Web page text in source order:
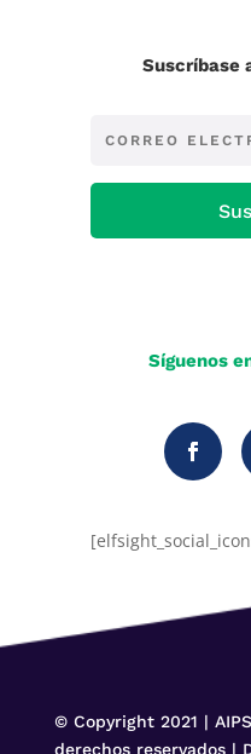
Suscríbase
Síguenos
© Copyright 2021 |
derechos reservados |